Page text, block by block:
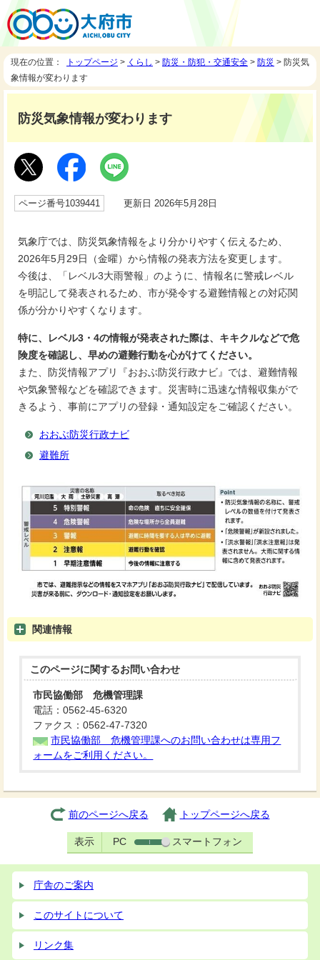
現在の位置： トップページ > くらし > 防災・防犯・交通安全 > 防災 > 防災気
象情報が変わります
防災気象情報が変わります
ページ番号1039441 更新日 2026年5月28日
気象庁では、防災気象情報をより分かりやすく伝えるため、
2026年5月29日（金曜）から情報の発表方法を変更します。
今後は、「レベル3大雨警報」のように、情報名に警戒レベル
を明記して発表されるため、市が発令する避難情報との対応関
係が分かりやすくなります。
特に、レベル3・4の情報が発表された際は、キキクルなどで危
険度を確認し、早めの避難行動を心がけてください。
また、防災情報アプリ『おおぶ防災行政ナビ』では、避難情報
や気象警報などを確認できます。災害時に迅速な情報収集がで
きるよう、事前にアプリの登録・通知設定をご確認ください。
おおぶ防災行政ナビ
避難所
関連情報
このページに関するお問い合わせ
市民協働部 危機管理課
電話：0562-45-6320
ファクス：0562-47-7320
市民協働部 危機管理課へのお問い合わせは専用フ
ォームをご利用ください。
前のページへ戻る トップページへ戻る
表示 PC スマートフォン
庁舎のご案内
このサイトについて
リンク集